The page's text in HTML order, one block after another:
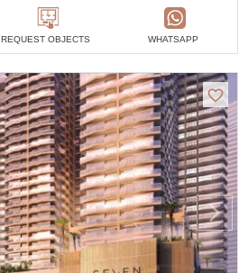
REQUEST OBJECTS WHATSAPP